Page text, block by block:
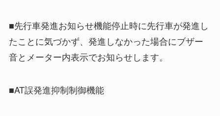
■先行車発進お知らせ機能停止時に先行車が発進し
たことに気づかず、発進しなかった場合にブザー
音とメーター内表示でお知らせします。
■AT誤発進抑制制御機能